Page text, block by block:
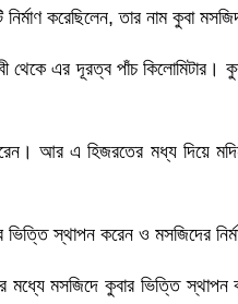
করেছিলেন, তার নাম কুবা
এর দূরত্ব পাঁচ
আর এ হিজরতের মধ্য দিয়ে
স্থাপন করেন ও মসজিদের
মসজিদে কুবার ভিত্তি